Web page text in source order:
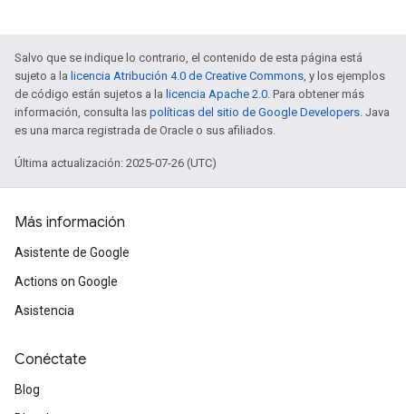
Salvo que se indique lo contrario, el contenido de esta página está
sujeto a la licencia Atribución 4.0 de Creative Commons, y los ejemplos
de código están sujetos a la licencia Apache 2.0. Para obtener más
información, consulta las políticas del sitio de Google Developers. Java
es una marca registrada de Oracle o sus afiliados.
Última actualización: 2025-07-26 (UTC)
Más información
Asistente de Google
Actions on Google
Asistencia
Conéctate
Blog